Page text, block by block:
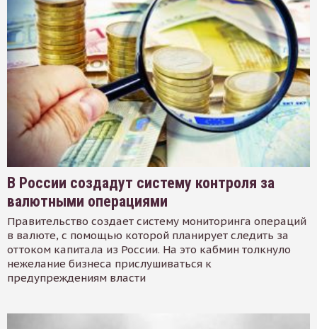
В России создадут систему контроля за
валютными операциями
Правительство создает систему мониторинга операций
в валюте, с помощью которой планирует следить за
оттоком капитала из России. На это кабмин толкнуло
нежелание бизнеса прислушиваться к
предупреждениям власти